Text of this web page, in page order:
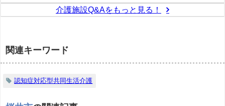
介護施設Q&Aをもっと見る！
関連キーワード
認知症対応型共同生活介護